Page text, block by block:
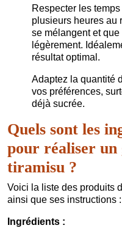
Respecter les
plusieurs heures au
se mélangent et
légèrement.
résultat optimal.
Adaptez la quantité
vos préférences,
déjà sucrée.
Quels sont les
pour réaliser un
tiramisu ?
Voici la liste des produits
ainsi que ses instructions :
Ingrédients :